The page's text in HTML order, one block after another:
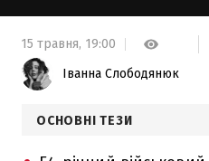
15 травня, 19:00
Іванна Слободянюк
ОСНОВНІ ТЕЗИ